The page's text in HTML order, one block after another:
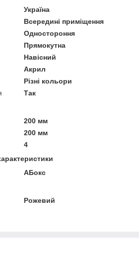
Україна
Всередині приміщення
Одностороння
Прямокутна
Навісний
Акрил
Різні кольори
Так
200 мм
200 мм
4
АБокс
Рожевий